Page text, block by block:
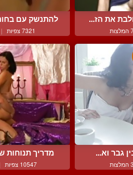
את הז... להתנשק עם
7321 צפיות |
גבר וא...
3 המלצות
מדריך תנוחות
10547 צפיות